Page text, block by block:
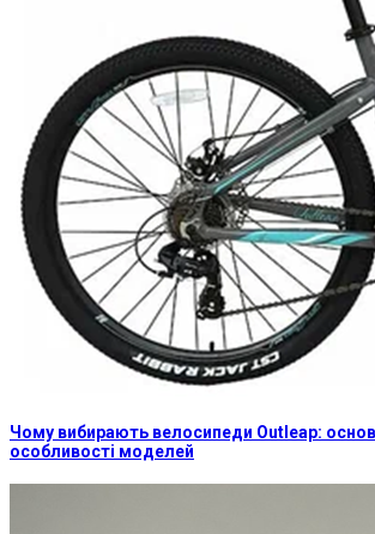
Чому вибирають велосипеди Outleap:
особливості моделей